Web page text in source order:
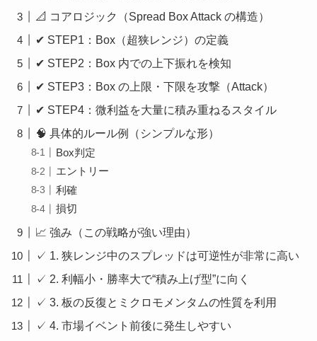
📐 コアロジック（Spread Box Attack の構造）
✔ STEP1：Box（超狭レンジ）の定義
✔ STEP2：Box 内での上下振れを検知
✔ STEP3：Box の上限・下限を攻撃（Attack）
✔ STEP4：微利益を大量に積み重ねるスタイル
🧠 具体的ルール例（シンプルな形）
Box判定
エントリー
利確
損切
📈 強み（この戦略が強い理由）
✓ 1. 狭レンジ中のスプレッドは可逆性が非常に高い
✓ 2. 利幅小・勝率大で“積み上げ型”に向く
✓ 3. 板の反復とミクロモメンタムの性質を利用
✓ 4. 市場イベント前後に発生しやすい